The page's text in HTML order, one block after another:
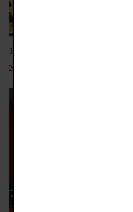
113學年修文女子高校來校交流
2024-11-08